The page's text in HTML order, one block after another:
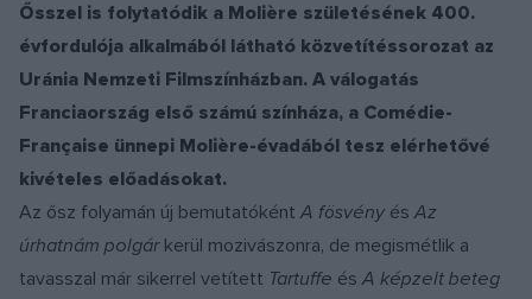
Ősszel is folytatódik a Molière születésének 400.
évfordulója alkalmából látható közvetítéssorozat az
Uránia Nemzeti Filmszínházban. A válogatás
Franciaország első számú színháza, a Comédie-
Française ünnepi Molière-évadából tesz elérhetővé
kivételes előadásokat.
Az ősz folyamán új bemutatókéntA fösvény ésAz
úrhatnám polgár kerül mozivászonra, de megismétlik a
tavasszal már sikerrel vetített Tartuffe és A képzelt beteg